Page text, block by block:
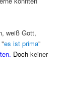
weiß Gott,
"es ist prima"
Doch keiner